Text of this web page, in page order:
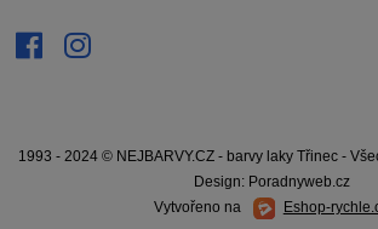
1993 - 2024 © NEJBARVY.CZ - barvy laky Třinec -
Design: Poradnyweb.cz
Vytvořeno na
Eshop-